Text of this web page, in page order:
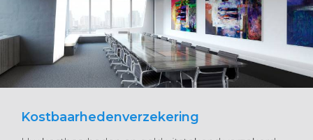
Kostbaarhedenverzekering